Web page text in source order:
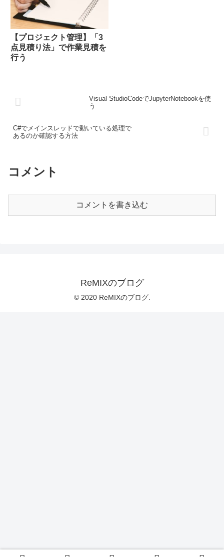
【プロジェクト管理】「3
点見積り法」で作業見積を
行う
Visual StudioCodeでJupyterNotebookを使
う
C#でメインスレッドで動いている処理で
あるのか確認する方法
コメント
コメントを書き込む
ReMIXのブログ
© 2020 ReMIXのブログ.